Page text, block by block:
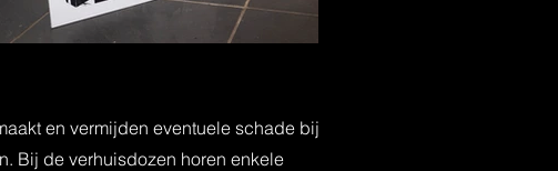
en vermijden eventuele schade bij
Bij de verhuisdozen horen enkele